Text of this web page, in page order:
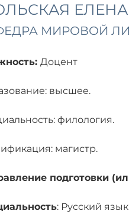
МИРОВОЙ
Доцент
высшее.
филология.
магистр.
подготовки
: Русский